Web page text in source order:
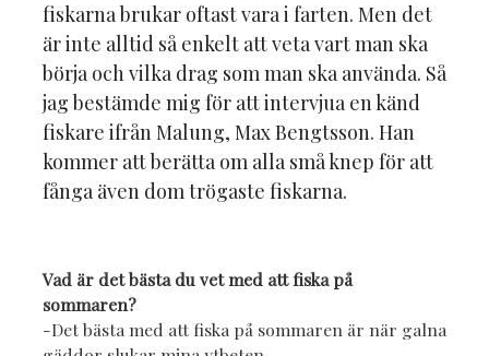
fiskarna brukar oftast vara i farten. Men det
är inte alltid så enkelt att veta vart man ska
börja och vilka drag som man ska använda. Så
jag bestämde mig för att intervjua en känd
fiskare ifrån Malung, Max Bengtsson. Han
kommer att berätta om alla små knep för att
fånga även dom trögaste fiskarna.
Vad är det bästa du vet med att fiska på
sommaren?
-Det bästa med att fiska på sommaren är när galna